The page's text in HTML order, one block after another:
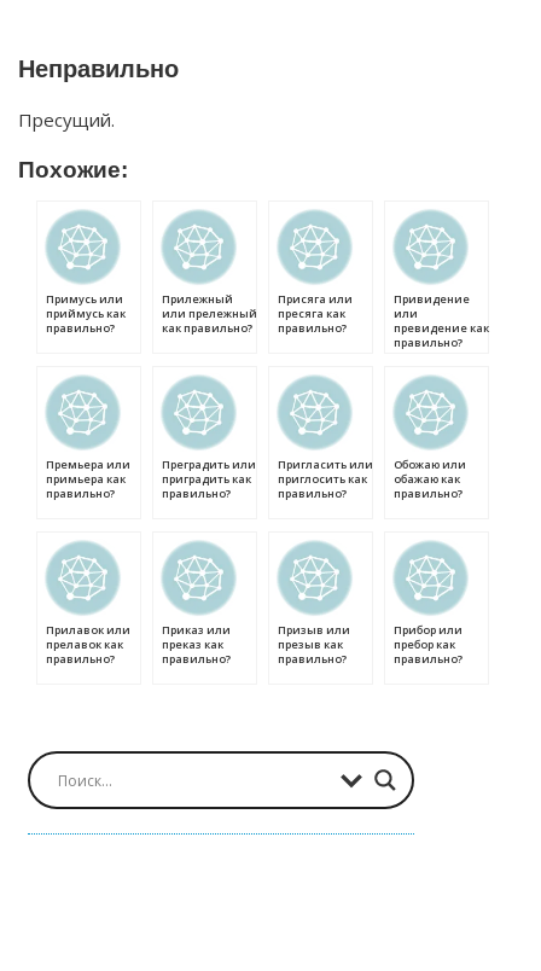
Неправильно
Пресущий.
Похожие:
Примусь или
приймусь как
правильно?
Прилежный
или прележный
как правильно?
Присяга или
пресяга как
правильно?
Привидение
или
превидение как
правильно?
Премьера или
примьера как
правильно?
Преградить или
приградить как
правильно?
Пригласить или
приглосить как
правильно?
Обожаю или
обажаю как
правильно?
Прилавок или
прелавок как
правильно?
Приказ или
преказ как
правильно?
Призыв или
презыв как
правильно?
Прибор или
пребор как
правильно?